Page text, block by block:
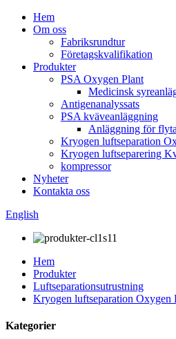
Hem
Om oss
Fabriksrundtur
Företagskvalifikation
Produkter
PSA Oxygen Plant
Medicinsk
Antigenanalyssats
PSA kväveanläggning
Anläggning för
Kryogen luftseparation
Kryogen luftseparering
kompressor
Nyheter
Kontakta oss
English
Hem
Produkter
Luftseparationsutrustning
Kryogen luftseparation Oxygen
Kategorier